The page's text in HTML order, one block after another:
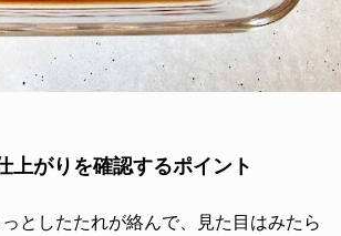
上がりを確認するポイント
としたたれが絡んで、見た目はみたら